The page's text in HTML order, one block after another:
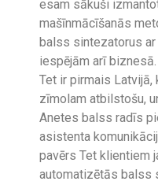
esam sākuši
mašīnmācīšanās
balss sintezatorus
iespējām arī
Tet ir pirmais
zīmolam atbilstošu,
Anetes balss radīs
asistenta
pavērs Tet klientiem
automatizētās balss